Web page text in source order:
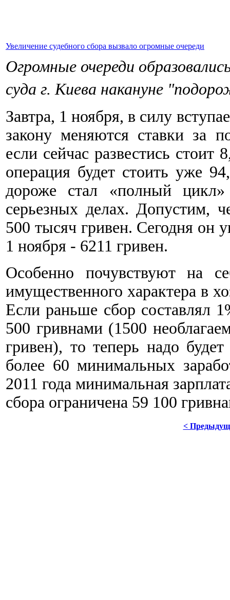
Увеличение судебного сбора вызвало огромные очереди
Огромные очереди
суда г. Киева накануне
Завтра, 1 ноября, в силу
закону меняются ставки за
если сейчас развестись стоит
операция будет стоить уже
дороже стал «полный
серьезных делах. Допустим,
500 тысяч гривен. Сегодня он
1 ноября - 6211 гривен.
Особенно почувствуют на
имущественного характера в
Если раньше сбор составлял
500 гривнами (1500
гривен), то теперь надо
более 60 минимальных
2011 года минимальная
сбора ограничена 59 100
<